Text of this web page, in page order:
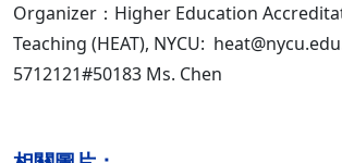
Organizer：Higher Education
Teaching (HEAT), NYCU:
5712121#50183 Ms. Chen